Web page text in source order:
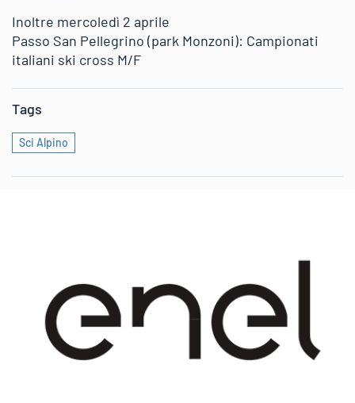
Inoltre mercoledì 2 aprile
Passo San Pellegrino (park Monzoni): Campionati
italiani ski cross M/F
Tags
Sci Alpino